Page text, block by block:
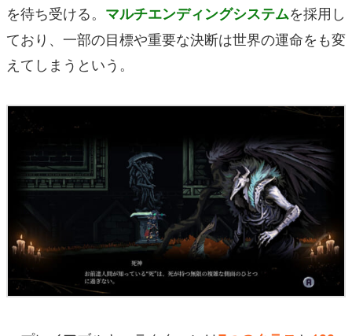
を待ち受ける。 マルチエンディングシステムを採用し
ており、一部の目標や重要な決断は世界の運命をも変
えてしまうという。